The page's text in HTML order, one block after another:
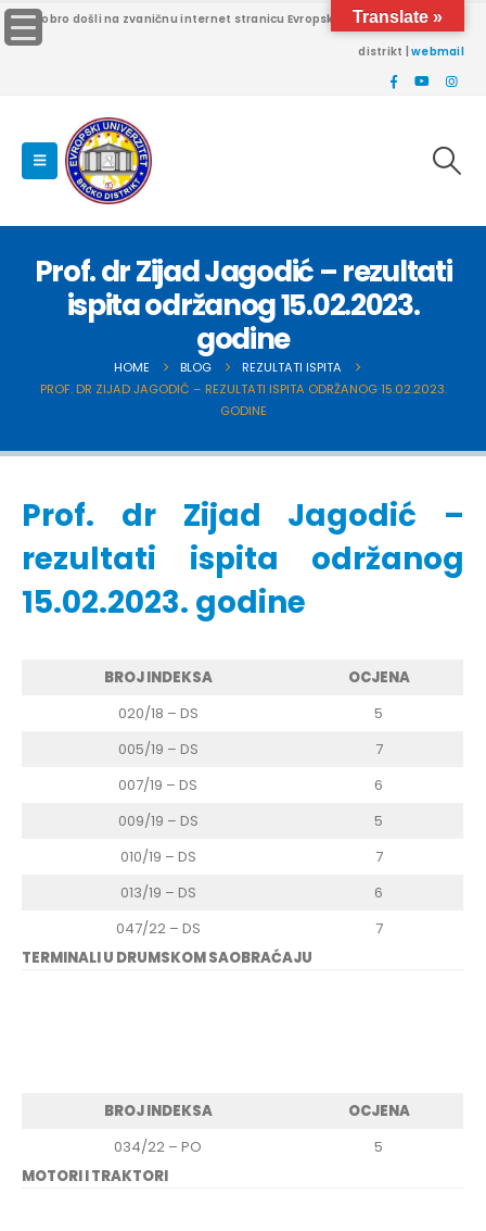
Dobro došli na zvaničnu internet stranicu Evropskog univerziteta Brčko
distrikt |webmail
Prof. dr Zijad Jagodić – rezultati
ispita održanog 15.02.2023.
godine
HOME BLOG
REZULTATI ISPITA
PROF. DR ZIJAD JAGODIĆ – REZULTATI ISPITA ODRŽANOG 15.02.2023.
GODINE
Prof. dr Zijad Jagodić –
rezultati ispita održanog
15.02.2023. godine
BROJ INDEKSA
OCJENA
020/18 – DS
5
005/19 – DS
7
007/19 – DS
6
009/19 – DS
5
010/19 – DS
7
013/19 – DS
6
047/22 – DS
7
TERMINALI U DRUMSKOM SAOBRAĆAJU
BROJ INDEKSA
OCJENA
034/22 – PO
5
MOTORI I TRAKTORI
Translate »